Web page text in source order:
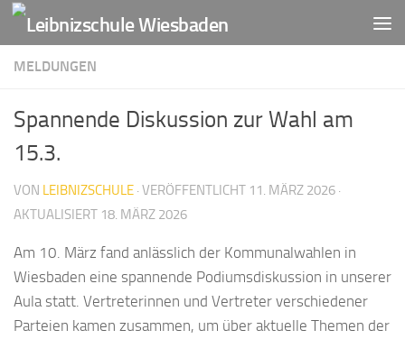
Zum Inhalt springen
MELDUNGEN
Spannende Diskussion zur Wahl am
15.3.
VON LEIBNIZSCHULE · VERÖFFENTLICHT 11. MÄRZ 2026 ·
AKTUALISIERT 18. MÄRZ 2026
Am 10. März fand anlässlich der Kommunalwahlen in
Wiesbaden eine spannende Podiumsdiskussion in unserer
Aula statt. Vertreterinnen und Vertreter verschiedener
Parteien kamen zusammen, um über aktuelle Themen der